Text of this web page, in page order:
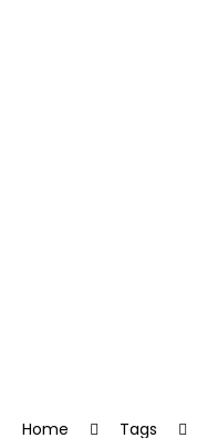
Home Tags